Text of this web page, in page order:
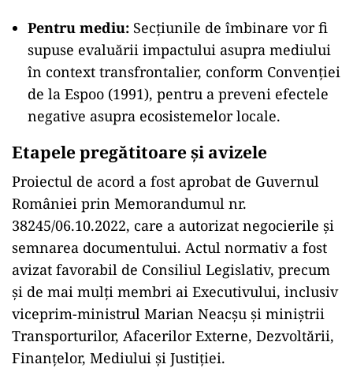
Pentru mediu: Secțiunile de îmbinare vor fi
supuse evaluării impactului asupra mediului
în context transfrontalier, conform Convenției
de la Espoo (1991), pentru a preveni efectele
negative asupra ecosistemelor locale.
Etapele pregătitoare și avizele
Proiectul de acord a fost aprobat de Guvernul
României prin Memorandumul nr.
38245/06.10.2022, care a autorizat negocierile și
semnarea documentului. Actul normativ a fost
avizat favorabil de Consiliul Legislativ, precum
și de mai mulți membri ai Executivului, inclusiv
viceprim-ministrul Marian Neacșu și miniștrii
Transporturilor, Afacerilor Externe, Dezvoltării,
Finanțelor, Mediului și Justiției.